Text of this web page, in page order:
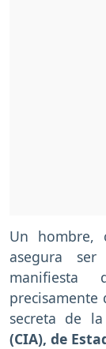
Un hombre,
asegura ser
precisamente
secreta de la
(CIA), de